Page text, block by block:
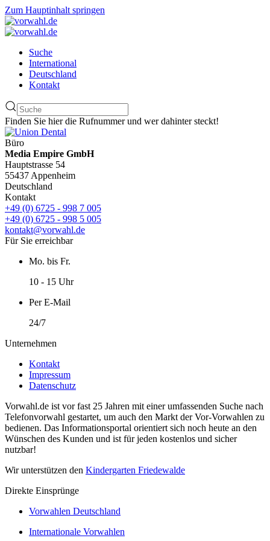
Zum Hauptinhalt springen
Suche
International
Deutschland
Kontakt
Finden Sie hier die Rufnummer und wer dahinter steckt!
Büro
Media Empire GmbH
Hauptstrasse 54
55437 Appenheim
Deutschland
Kontakt
+49 (0) 6725 - 998 7 005
+49 (0) 6725 - 998 5 005
kontakt@vorwahl.de
Für Sie erreichbar
Mo. bis Fr.
10 - 15 Uhr
Per E-Mail
24/7
Unternehmen
Kontakt
Impressum
Datenschutz
Vorwahl.de ist vor fast 25 Jahren mit einer umfassenden Suche nach
Telefonvorwahl gestartet, um auch den Markt der Vor-Vorwahlen zu
bedienen. Das Informationsportal orientiert sich noch heute an den
Wünschen des Kunden und ist für jeden kostenlos und sicher
nutzbar!
Wir unterstützen den Kindergarten Friedewalde
Direkte Einsprünge
Vorwahlen Deutschland
Internationale Vorwahlen